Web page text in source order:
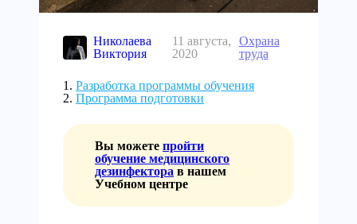
Николаева
Виктория
11 августа,
2020
Охрана
труда
Разработка программы обучения
Программа подготовки
Вы можете пройти
обучение медицинского
дезинфектора в нашем
Учебном центре